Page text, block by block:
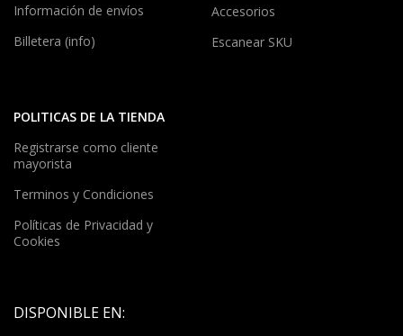
Información de envíos
Billetera (info)
Accesorios
Escanear SKU
POLITICAS DE LA TIENDA
Registrarse como cliente
mayorista
Terminos y Condiciones
Políticas de Privacidad y
Cookies
DISPONIBLE EN: